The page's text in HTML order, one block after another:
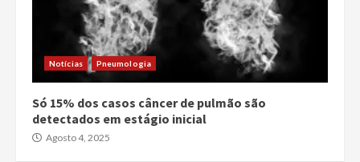
Notícias Pneumologia
Só 15% dos casos câncer de pulmão são
detectados em estágio inicial
Agosto 4, 2025